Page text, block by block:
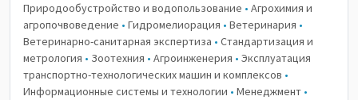
Природообустройство и водопользование • Агрохимия и
агропочвоведение • Гидромелиорация • Ветеринария •
Ветеринарно-санитарная экспертиза • Стандартизация и
метрология • Зоотехния • Агроинженерия • Эксплуатация
транспортно-технологических машин и комплексов •
Информационные системы и технологии • Менеджмент •